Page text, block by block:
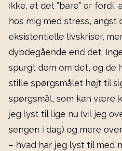
ikke, at det ”bare” er
hos mig med stress,
eksistentielle livskriser,
dybdegående end det.
spurgt dem om det, og de
stille spørgsmålet højt til
spørgsmål, som kan være
jeg lyst til lige nu (vil jeg
sengen i dag) og mere
– hvad har jeg lyst til med